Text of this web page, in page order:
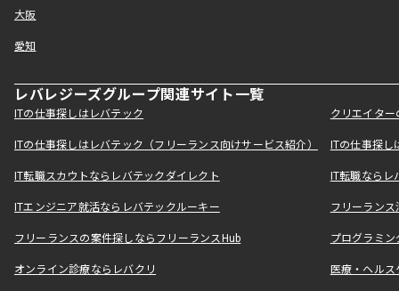
大阪
愛知
レバレジーズグループ関連サイト一覧
ITの仕事探しはレバテック クリエイタ
ITの仕事探しはレバテック（フリーランス向けサービス紹介） ITの仕事探
IT転職スカウトならレバテックダイレクト IT転職なら
ITエンジニア就活ならレバテックルーキー フリーラン
フリーランスの案件探しならフリーランスHub プログラミ
オンライン診療ならレバクリ 医療・ヘル